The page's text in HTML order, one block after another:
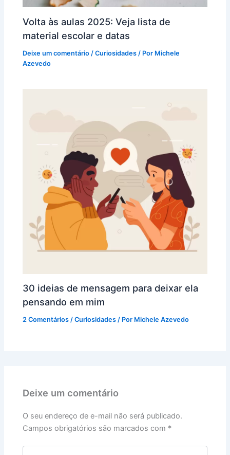
Volta às aulas 2025: Veja lista de
material escolar e datas
Deixe um comentário /Curiosidades / Por Michele
Azevedo
30 ideias de mensagem para deixar ela
pensando em mim
2 Comentários /Curiosidades / Por Michele Azevedo
Deixe um comentário
O seu endereço de e-mail não será publicado.
Campos obrigatórios são marcados com *
Digite